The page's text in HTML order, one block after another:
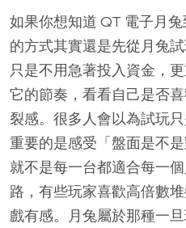
如果你想知道 QT 電子月
的方式其實還是先從月兔
只是不用急著投入資金，
它的節奏，看看自己是否
裂感。很多人會以為試玩
重要的是感受「盤面是不
就不是每一台都適合每一
路，有些玩家喜歡高倍數
戲有感。月兔屬於那種一